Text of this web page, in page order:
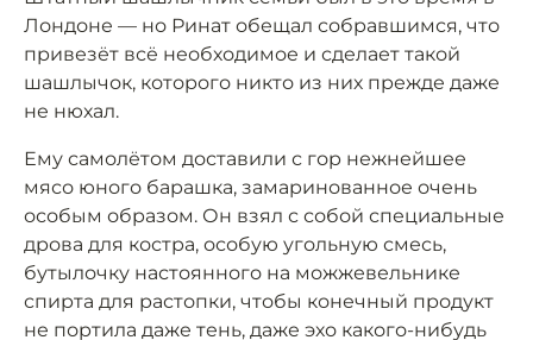
Лондоне — но Ринат обещал собравшимся, что
привезёт всё необходимое и сделает такой
шашлычок, которого никто из них прежде даже
не нюхал.
Ему самолётом доставили с гор нежнейшее
мясо юного барашка, замаринованное очень
особым образом. Он взял с собой специальные
дрова для костра, особую угольную смесь,
бутылочку настоянного на можжевельнике
спирта для растопки, чтобы конечный продукт
не портила даже тень, даже эхо какого-нибудь